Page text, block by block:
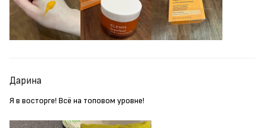
Дарина
Я в восторге! Всё на топовом уровне!